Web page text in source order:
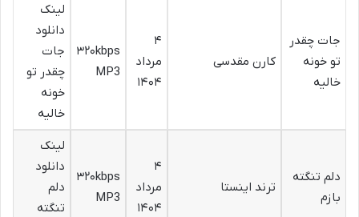
جات چقدر
تو خونه
خالیه
کارن مقدسی
۴
مرداد
۱۴۰۴
۳۲۰kbps
MP3
لینک
دانلود
جات
چقدر تو
خونه
خالیه
دلم تنگته
بازم
ترند اینستا
۴
مرداد
۱۴۰۴
۳۲۰kbps
MP3
لینک
دانلود
دلم
تنگته